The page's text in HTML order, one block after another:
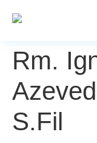
Rm.
S.Fil